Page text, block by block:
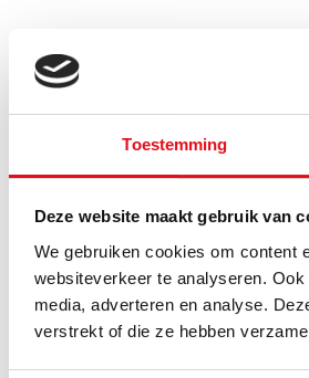
Toestemming
Deze website maakt gebruik van
We gebruiken cookies om content
websiteverkeer te analyseren.
media, adverteren en analyse.
verstrekt of die ze hebben